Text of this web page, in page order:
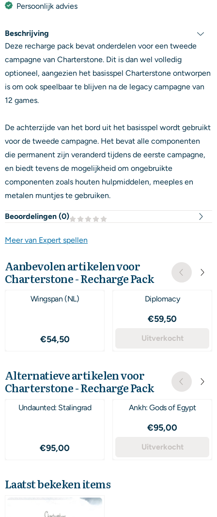
Persoonlijk advies
Beschrijving
Deze recharge pack bevat onderdelen voor een tweede
campagne van Charterstone. Dit is dan wel volledig
optioneel, aangezien het basisspel Charterstone ontworpen
is om ook speelbaar te blijven na de legacy campagne van
12 games.
De achterzijde van het bord uit het basisspel wordt gebruikt
voor de tweede campagne. Het bevat alle componenten
die permanent zijn veranderd tijdens de eerste campagne,
en biedt tevens de mogelijkheid om ongebruikte
componenten zoals houten hulpmiddelen, meeples en
metalen muntjes te gebruiken.
Beoordelingen (0)
Meer van Expert spellen
Aanbevolen artikelen voor
Charterstone - Recharge Pack
Wingspan (NL)
Prijs: 54,50
€54,50
Diplomacy
Prijs: 59,50
€59,50
Uitverkocht
Alternatieve artikelen voor
Charterstone - Recharge Pack
Undaunted: Stalingrad
Prijs: 95,00
€95,00
Ankh: Gods of Egypt
Prijs: 95,00
€95,00
Uitverkocht
Laatst bekeken items